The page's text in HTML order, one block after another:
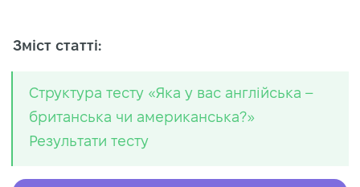
Зміст статті:
Структура тесту «Яка у вас англійська –
британська чи американська?»
Результати тесту